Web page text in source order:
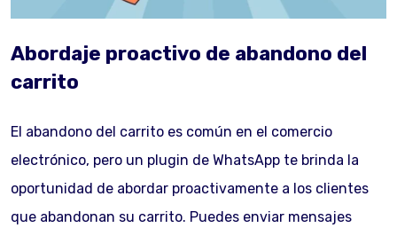
Abordaje proactivo de abandono del
carrito
El abandono del carrito es común en el comercio
electrónico, pero un plugin de WhatsApp te brinda la
oportunidad de abordar proactivamente a los clientes
que abandonan su carrito. Puedes enviar mensajes